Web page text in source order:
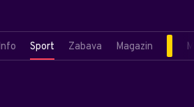
Sport Zabava Magazin